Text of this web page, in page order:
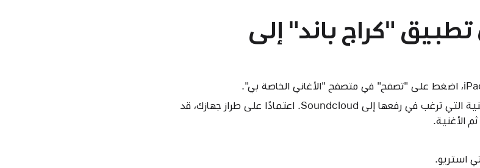
"كراج باند" إلى
اضغط على "تحديد"، ثم اضغط على الأغنية التي ترغب في رفعها إلى Soundcloud. اعتمادًا على طراز جهازك، قد
الأغنية.
استريو.